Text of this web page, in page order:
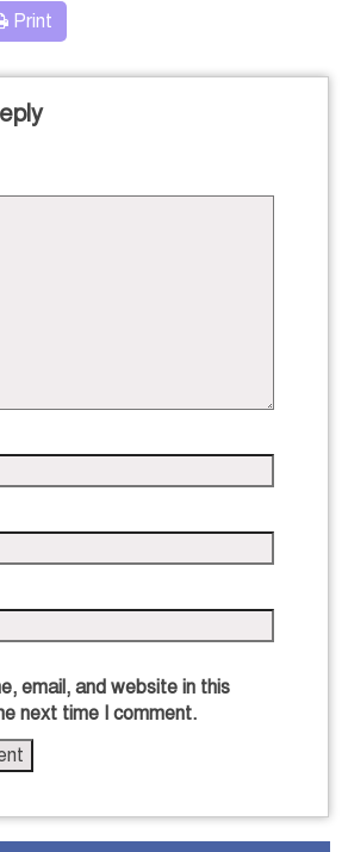
Print
email, and website in this
next time I comment.